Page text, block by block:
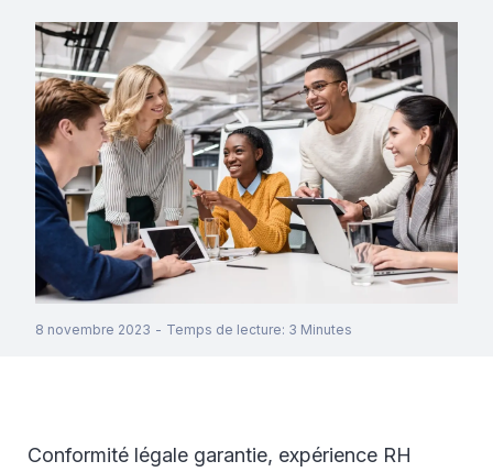
8 novembre 2023 - Temps de lecture: 3 Minutes
Conformité légale garantie, expérience RH